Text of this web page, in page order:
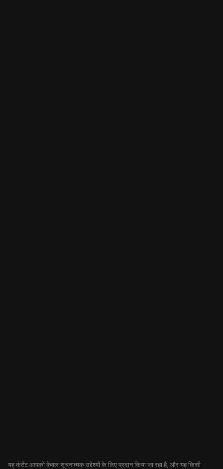
यह कंटेंट आपको केवल सूचनात्मक उद्देश्यों के लिए प्रदान किया जा रहा है, और यह किसी